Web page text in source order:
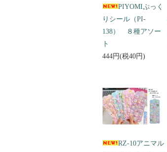
PIYOMIぷっく
りシール（PI-
138） ８種アソー
ト
444円(税40円)
RZ-10アニマル